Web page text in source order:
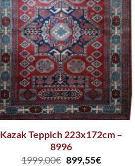
Kazak Teppich 223x172cm –
8996
1999,00€ 899,55€